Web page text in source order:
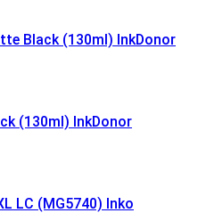
Black (130ml) InkDonor
(130ml) InkDonor
LC (MG5740) Inko